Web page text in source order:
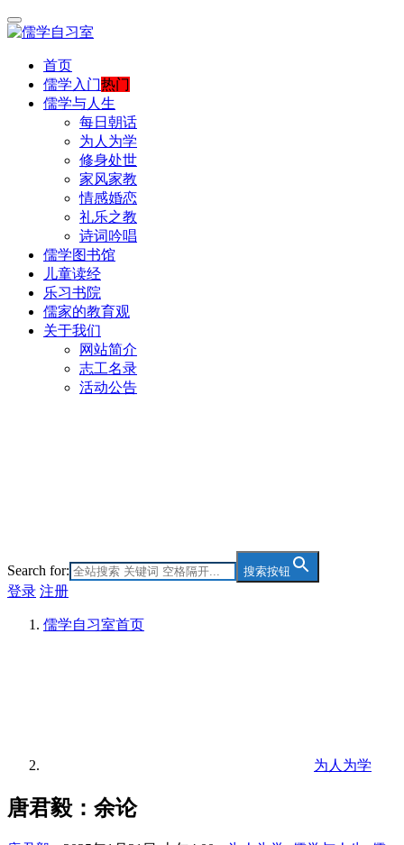
首页
儒学入门热门
儒学与人生
每日朝话
为人为学
修身处世
家风家教
情感婚恋
礼乐之教
诗词吟唱
儒学图书馆
儿童读经
乐习书院
儒家的教育观
关于我们
网站简介
志工名录
活动公告
Search for: 搜索按钮
登录 注册
儒学自习室首页
为人为学
唐君毅：余论